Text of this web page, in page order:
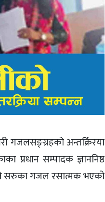
गजलसङ्ग्रहको अन्तर्क्रिरया
प्रधान सम्पादक ज्ञाननिष्ठ
सरुका गजल रसात्मक भएको